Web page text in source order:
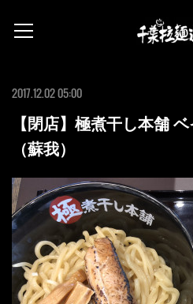
2017.12.02 05:00
【閉店】極煮干し本舗
（蘇我）